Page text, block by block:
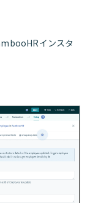
インスタ